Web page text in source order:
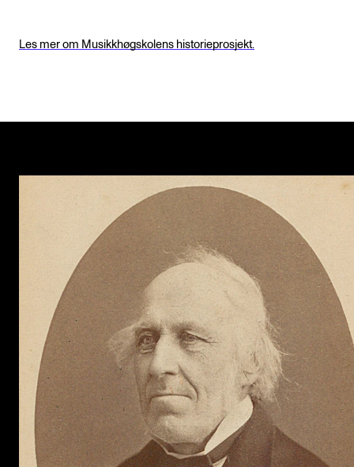
Les mer om Musikkhøgskolens historieprosjekt.